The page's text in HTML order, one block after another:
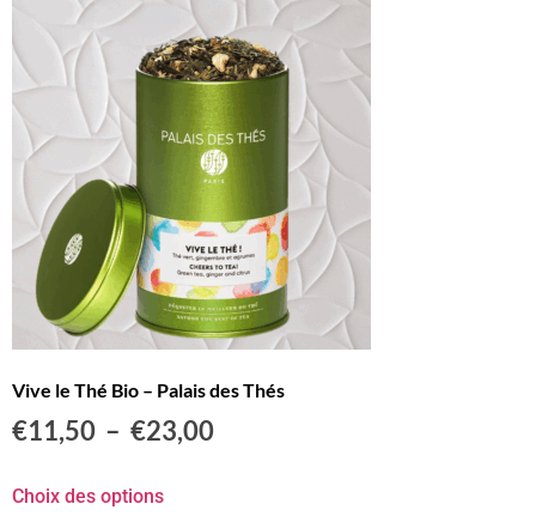
Vive le Thé Bio – Palais des Thés
€11,50 – €23,00
Choix des options